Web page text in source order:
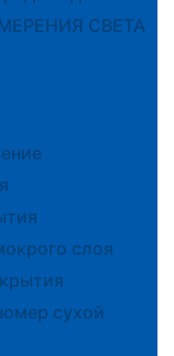
СВЕТА
слоя
сухой